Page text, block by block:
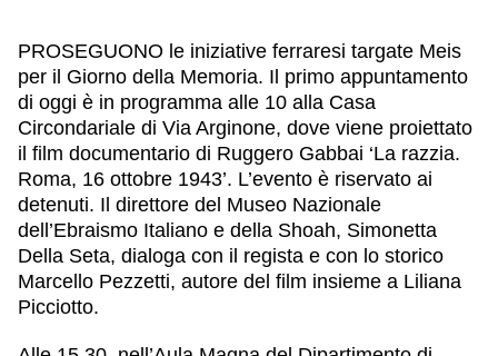
PROSEGUONO le iniziative ferraresi targate Meis
per il Giorno della Memoria. Il primo appuntamento
di oggi è in programma alle 10 alla Casa
Circondariale di Via Arginone, dove viene proiettato
il film documentario di Ruggero Gabbai ‘La razzia.
Roma, 16 ottobre 1943’. L’evento è riservato ai
detenuti. Il direttore del Museo Nazionale
dell’Ebraismo Italiano e della Shoah, Simonetta
Della Seta, dialoga con il regista e con lo storico
Marcello Pezzetti, autore del film insieme a Liliana
Picciotto.